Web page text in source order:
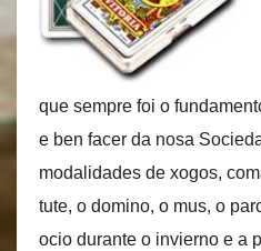
que sempre foi o
e ben facer da nosa
modalidades de xogos,
tute, o domino, o mus, o
ocio durante o invierno e a